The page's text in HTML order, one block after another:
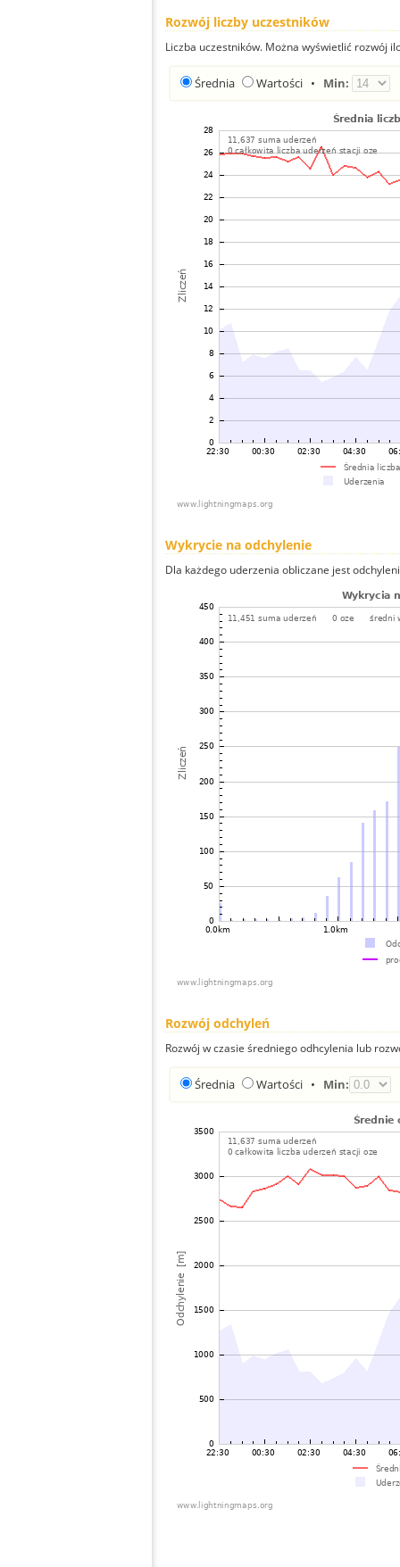
Rozwój liczby uczestników
Liczba uczestników. Można wyświetlić rozwój
Średnia Wartości • Min:
Wykrycie na odchylenie
Dla każdego uderzenia obliczane jest
Rozwój odchyleń
Rozwój w czasie średniego odhcylenia lub
Średnia Wartości • Min: